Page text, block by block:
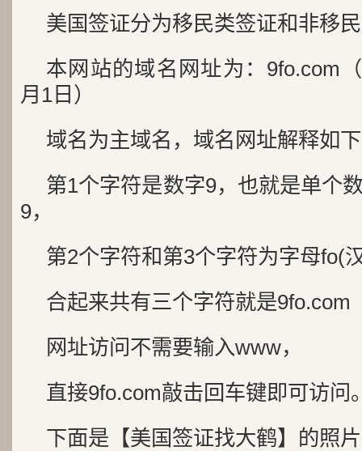
美国签证分为移民类签证和非移
本网站的域名网址为：9fo.com
月1日）
域名为主域名，域名网址解释如
第1个字符是数字9，也就是单个
9，
第2个字符和第3个字符为字母fo(
合起来共有三个字符就是9fo.com
网址访问不需要输入www，
直接9fo.com敲击回车键即可访问
下面是【美国签证找大鹤】的照片